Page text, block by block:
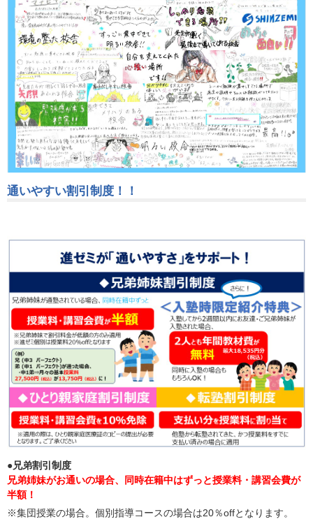
通いやすい割引制度！！
●兄弟割引制度
兄弟姉妹がお通いの場合、同時在籍中はずっと授業料・講習会費が
半額！
※集団授業の場合。個別指導コースの場合は20％offとなります。